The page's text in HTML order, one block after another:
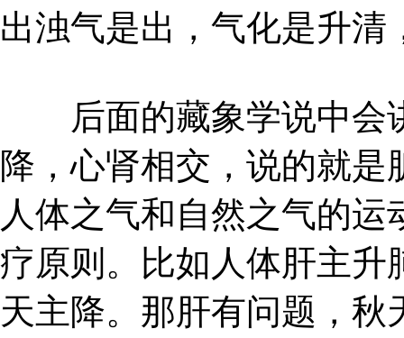
出浊气是出，气化是升清
后面的藏象学说中会
降，心肾相交，说的就
人体之气和自然之气的运
疗原则。比如人体肝主升
天主降。那肝有问题，